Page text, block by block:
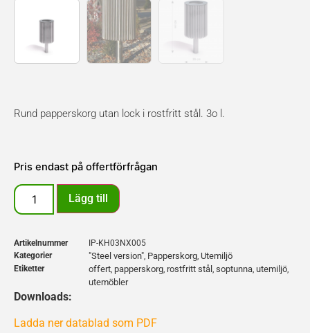
Rund papperskorg utan lock i rostfritt stål. 3o l.
Pris endast på offertförfrågan
Lägg till
Artikelnummer
IP-KH03NX005
Kategorier
"Steel version", Papperskorg, Utemiljö
Etiketter offert, papperskorg, rostfritt stål , soptunna, utemiljö,
utemöbler
Downloads:
Ladda ner datablad som PDF